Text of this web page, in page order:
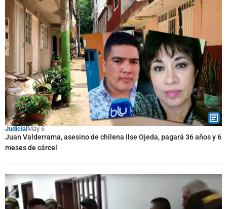
JudicialMay 6
Juan Valderrama, asesino de chilena Ilse Ojeda, pagará 36 años y 6
meses de cárcel